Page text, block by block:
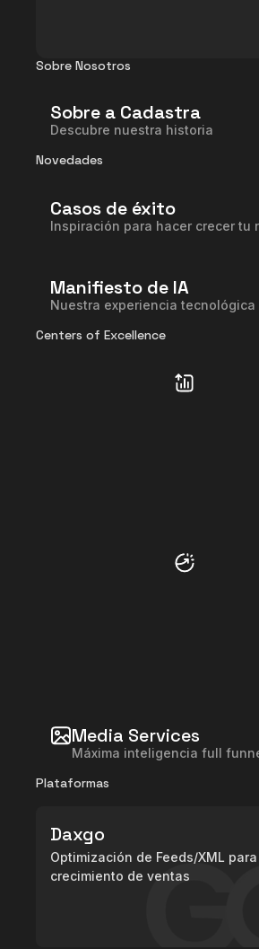
Sobre Nosotros
Sobre a Cadastra
Descubre nuestra historia
Novedades
Casos de éxito
Inspiración para hacer crecer tu
Manifiesto de IA
Nuestra experiencia tecnológica
Centers of Excellence
Media Services
Máxima inteligencia full
Plataformas
Daxgo
Optimización de Feeds/XML
crecimiento de ventas